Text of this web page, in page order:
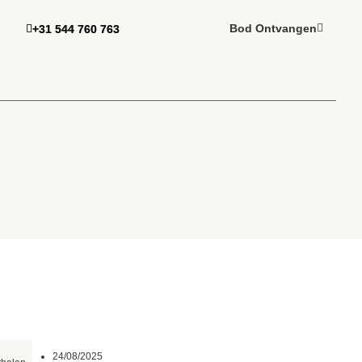
+31 544 760 763 Bod Ontvangen
+31 544 760 763 Bod Ontvangen
24/08/2025